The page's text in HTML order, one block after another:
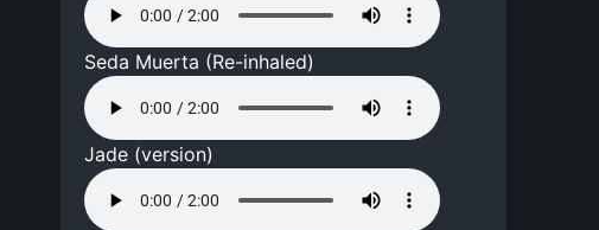
Seda Muerta (Re-inhaled)
Jade (version)